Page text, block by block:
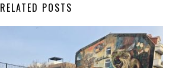
RELATED POSTS